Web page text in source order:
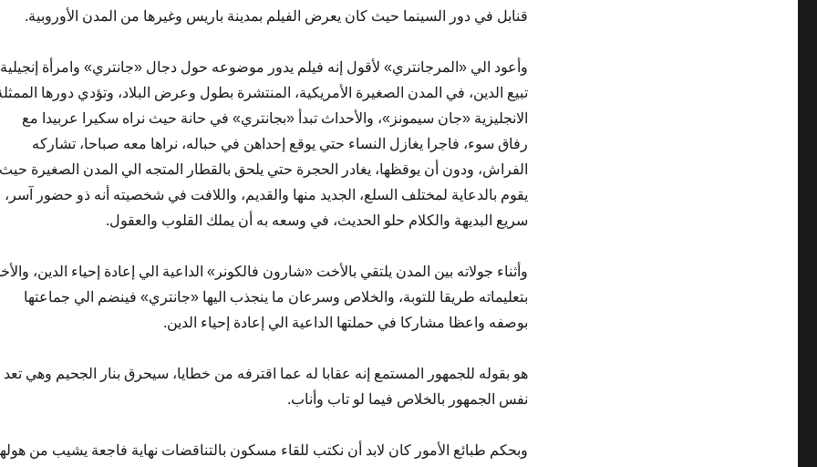
قنابل في دور السينما حيث كان يعرض الفيلم بمدينة باريس وغيرها من المدن الأوروبية.
وأعود الي «المرجانتري» لأقول إنه فيلم يدور موضوعه حول دجال «جانتري» وامرأة إنجيلية
تبيع الدين، في المدن الصغيرة الأمريكية، المنتشرة بطول وعرض البلاد، وتؤدي دورها
الانجليزية «جان سيمونز»، والأحداث تبدأ «بجانتري» في حانة حيث نراه سكيرا عربيدا مع
رفاق سوء، فاجرا يغازل النساء حتي يوقع إحداهن في حباله، نراها معه صباحا، تشاركه
الفراش، ودون أن يوقظها، يغادر الحجرة حتي يلحق بالقطار المتجه الي المدن الصغيرة حيث
يقوم بالدعاية لمختلف السلع، الجديد منها والقديم، واللافت في شخصيته أنه ذو حضور آسر،
سريع البديهة والكلام حلو الحديث، في وسعه به أن يملك القلوب والعقول.
وأثناء جولاته بين المدن يلتقي بالأخت «شارون فالكونر» الداعية الي إعادة إحياء الدين،
بتعليماته طريقا للتوبة، والخلاص وسرعان ما ينجذب اليها «جانتري» فينضم الي جماعتها
بوصفه واعظا مشاركا في حملتها الداعية الي إعادة إحياء الدين.
هو بقوله للجمهور المستمع إنه عقابا له عما اقترفه من خطايا، سيحرق بنار الجحيم وهي تعد
نفس الجمهور بالخلاص فيما لو تاب وأناب.
وبحكم طبائع الأمور كان لابد أن نكتب للقاء مسكون بالتناقضات نهاية فاجعة يشيب من